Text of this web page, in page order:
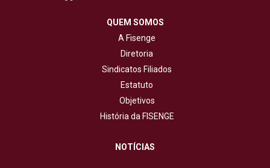
QUEM SOMOS
A Fisenge
Diretoria
Sindicatos Filiados
Estatuto
Objetivos
História da FISENGE
NOTÍCIAS